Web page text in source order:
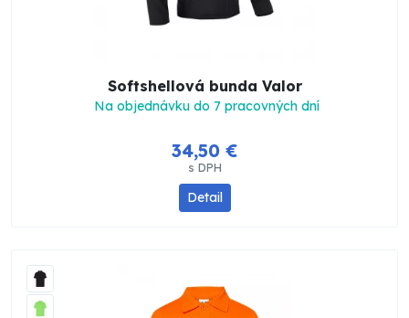
Softshellová bunda Valor
Na objednávku do 7 pracovných dní
34,50 €
s DPH
Detail